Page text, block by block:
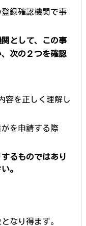
録確認機関で事
関として、この事
次の２つを確認
容を正しく理解し
を申請する際
るものではあり
。
なり得ます。